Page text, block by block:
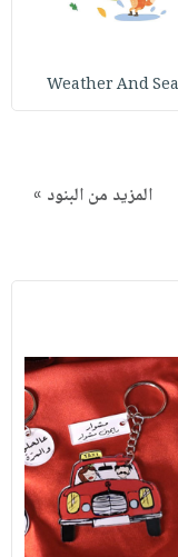
Weather And
المزيد من البنود »